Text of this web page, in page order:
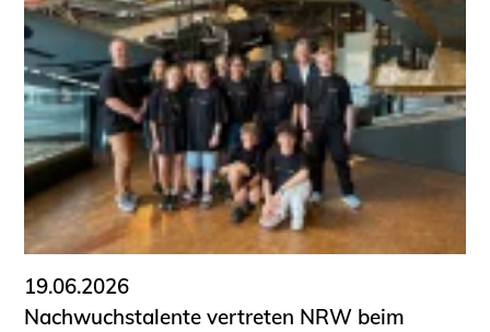
19.06.2026
Nachwuchstalente vertreten NRW beim